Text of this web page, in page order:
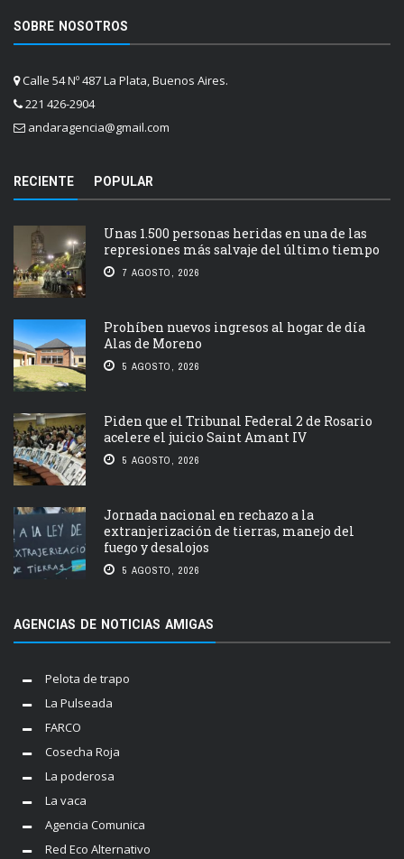
SOBRE NOSOTROS
Calle 54 Nº 487 La Plata, Buenos Aires.
221 426-2904
andaragencia@gmail.com
RECIENTE POPULAR
Unas 1.500 personas heridas en una de las
represiones más salvaje del último tiempo
7 AGOSTO, 2026
Prohíben nuevos ingresos al hogar de día
Alas de Moreno
5 AGOSTO, 2026
Piden que el Tribunal Federal 2 de Rosario
acelere el juicio Saint Amant IV
5 AGOSTO, 2026
Jornada nacional en rechazo a la
extranjerización de tierras, manejo del
fuego y desalojos
5 AGOSTO, 2026
AGENCIAS DE NOTICIAS AMIGAS
Pelota de trapo
La Pulseada
FARCO
Cosecha Roja
La poderosa
La vaca
Agencia Comunica
Red Eco Alternativo